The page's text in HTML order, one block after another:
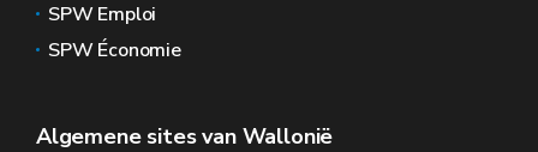
SPW Emploi
SPW Économie
Algemene sites van Wallonië